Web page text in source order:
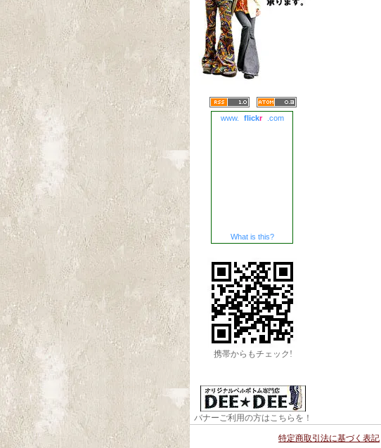
www. flickr .com
What is this?
携帯からもチェック!
バナーご利用の方はこちらを！
特定商取引法に基づく表記